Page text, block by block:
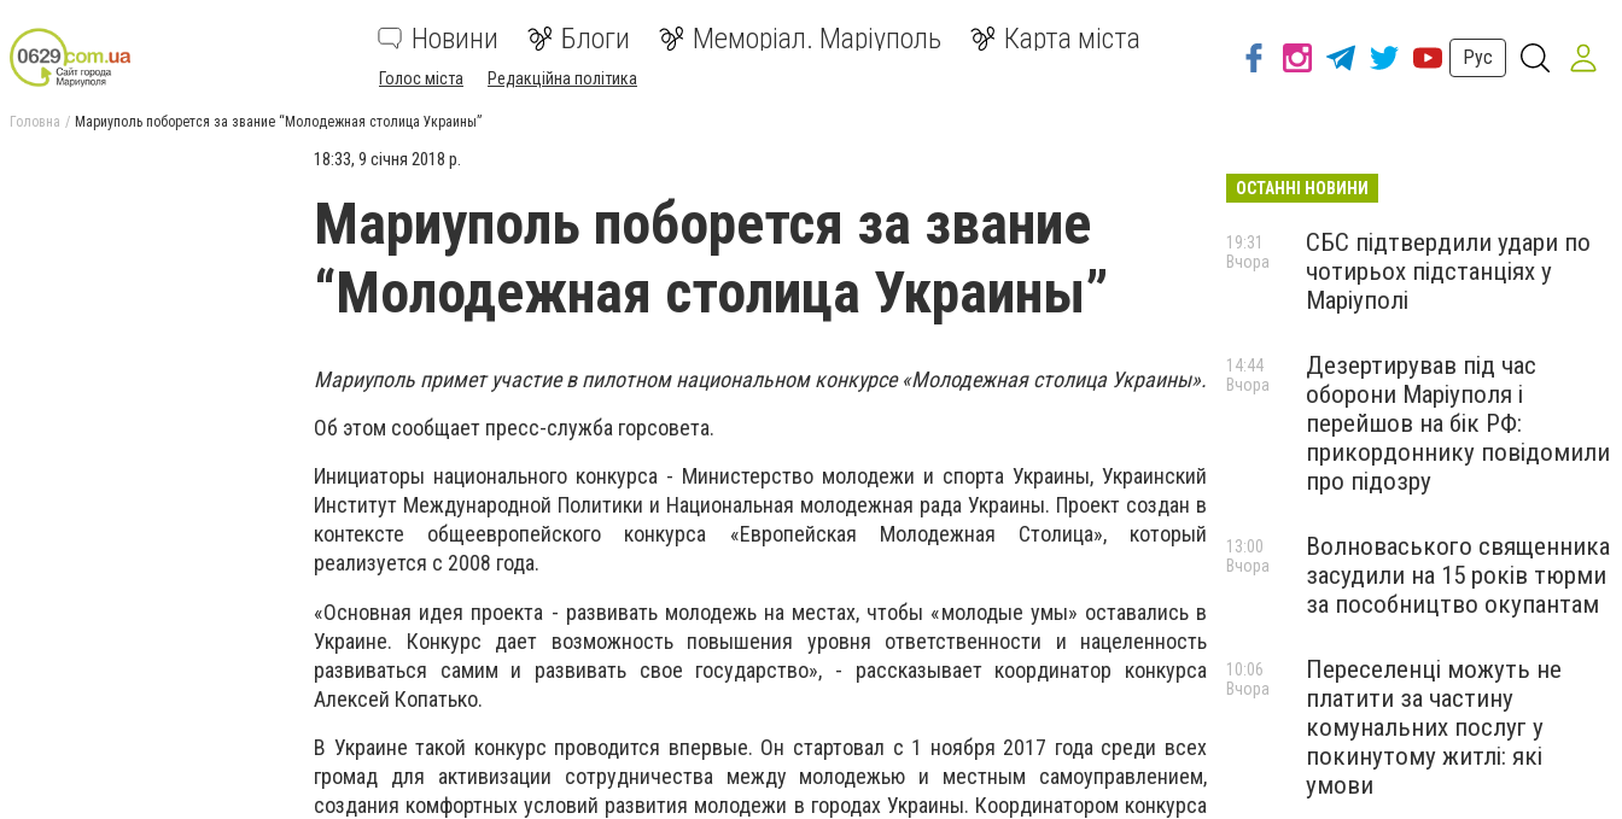
Новини Блоги Меморіал. Маріуполь Карта міста
Голос міста Редакційна політика
Рус
Головна Мариуполь поборется за звание “Молодежная столица Украины”
18:33, 9 січня 2018 р.
Мариуполь поборется за звание
“Молодежная столица Украины”
Мариуполь примет участие в пилотном национальном конкурсе «Молодежная столица Украины».
Об этом сообщает пресс-служба горсовета.
Инициаторы национального конкурса - Министерство молодежи и спорта Украины, Украинский
Институт Международной Политики и Национальная молодежная рада Украины. Проект создан в
контексте общеевропейского конкурса «Европейская Молодежная Столица», который
реализуется с 2008 года.
«Основная идея проекта - развивать молодежь на местах, чтобы «молодые умы» оставались в
Украине. Конкурс дает возможность повышения уровня ответственности и нацеленность
развиваться самим и развивать свое государство», - рассказывает координатор конкурса
Алексей Копатько.
В Украине такой конкурс проводится впервые. Он стартовал с 1 ноября 2017 года среди всех
громад для активизации сотрудничества между молодежью и местным самоуправлением,
создания комфортных условий развития молодежи в городах Украины. Координатором конкурса
ОСТАННІ НОВИНИ
СБС підтвердили удари по
чотирьох підстанціях у
Маріуполі
19:31
Вчора
Дезертирував під час
оборони Маріуполя і
перейшов на бік РФ:
прикордоннику повідомили
про підозру
14:44
Вчора
Волноваського священника
засудили на 15 років тюрми
за пособництво окупантам
13:00
Вчора
Переселенці можуть не
платити за частину
комунальних послуг у
покинутому житлі: які
умови
10:06
Вчора